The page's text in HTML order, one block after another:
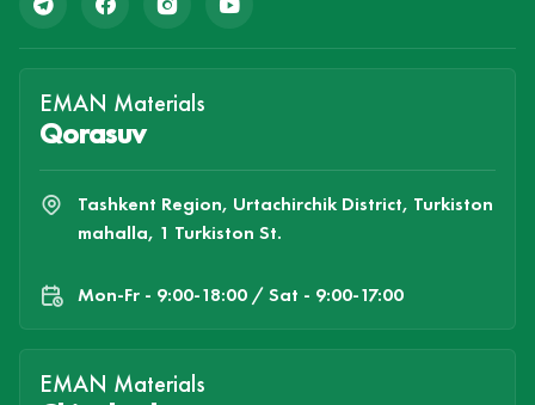
EMAN Materials
Qorasuv
Tashkent Region, Urtachirchik District, Turkiston
mahalla, 1 Turkiston St.
Mon-Fr - 9:00-18:00 / Sat - 9:00-17:00
EMAN Materials